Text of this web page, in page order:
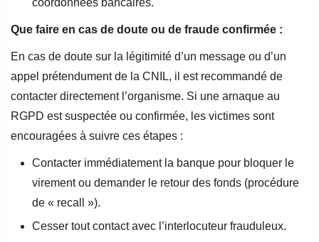
coordonnées bancaires.
Que faire en cas de doute ou de fraude confirmée :
En cas de doute sur la légitimité d’un message ou d’un
appel prétendument de la CNIL, il est recommandé de
contacter directement l’organisme. Si une arnaque au
RGPD est suspectée ou confirmée, les victimes sont
encouragées à suivre ces étapes :
Contacter immédiatement la banque pour bloquer le
virement ou demander le retour des fonds (procédure
de « recall »).
Cesser tout contact avec l’interlocuteur frauduleux.